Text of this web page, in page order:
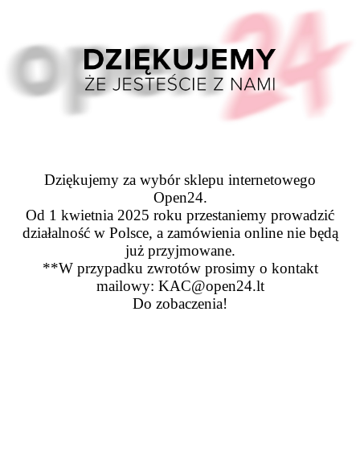
Dziękujemy za wybór sklepu internetowego
Open24.
Od 1 kwietnia 2025 roku przestaniemy prowadzić
działalność w Polsce, a zamówienia online nie będą
już przyjmowane.
**W przypadku zwrotów prosimy o kontakt
mailowy: KAC@open24.lt
Do zobaczenia!